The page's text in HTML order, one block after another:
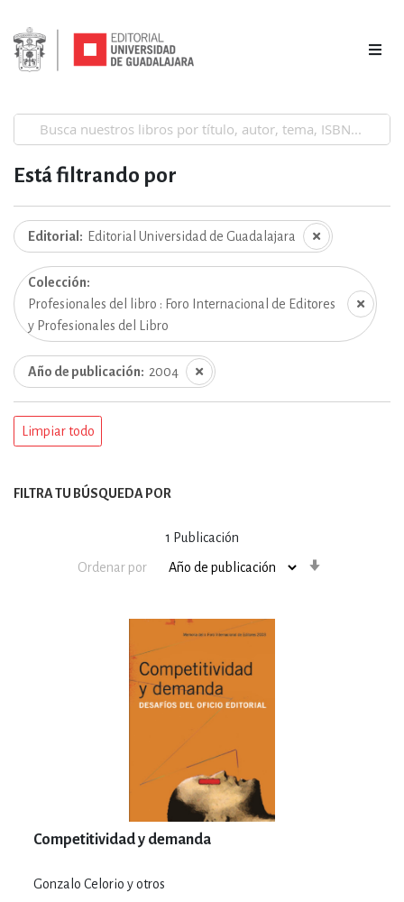
1 Publicación
Ordenar por
Competitividad y demanda
Gonzalo Celorio y otros
Está filtrando por
Editorial Editorial Universidad de Guadalajara
Colección
Profesionales del libro : Foro Internacional de Editores
y Profesionales del Libro
Año de publicación 2004
Limpiar todo
FILTRA TU BÚSQUEDA POR